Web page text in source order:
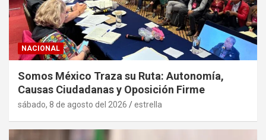
NACIONAL
Somos México Traza su Ruta: Autonomía,
Causas Ciudadanas y Oposición Firme
sábado, 8 de agosto del 2026 estrella